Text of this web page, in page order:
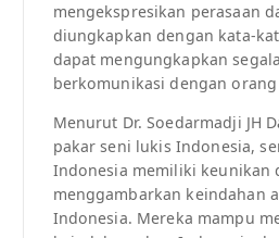
mengekspresikan perasaan
diungkapkan dengan kata-
dapat mengungkapkan
berkomunikasi dengan
Menurut Dr. Soedarmadji JH
pakar seni lukis Indonesia,
Indonesia memiliki keunikan
menggambarkan keindahan
Indonesia. Mereka mampu